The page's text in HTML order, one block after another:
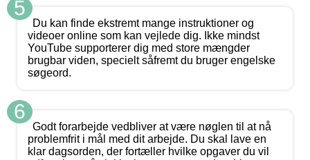
5
Du kan finde ekstremt mange instruktioner og
videoer online som kan vejlede dig. Ikke mindst
YouTube supporterer dig med store mængder
brugbar viden, specielt såfremt du bruger engelske
søgeord.
6
Godt forarbejde vedbliver at være nøglen til at nå
problemfrit i mål med dit arbejde. Du skal lave en
klar dagsorden, der fortæller hvilke opgaver du vil